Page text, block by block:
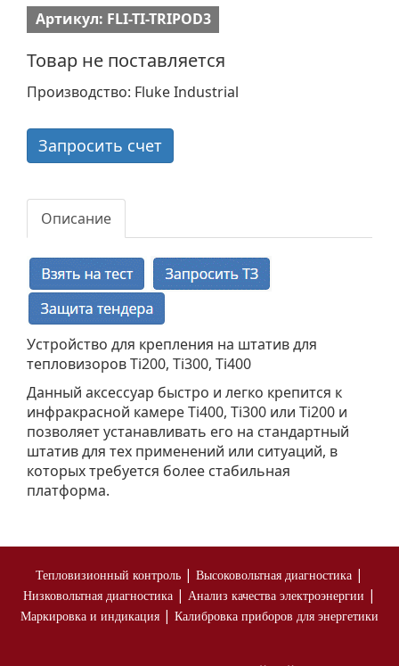
Артикул: FLI-TI-TRIPOD3
Товар не поставляется
Производство: Fluke Industrial
Запросить счет
Описание
Устройство для крепления на штатив для
тепловизоров Ti200, Ti300, Ti400
Данный аксессуар быстро и легко крепится к
инфракрасной камере Ti400, Ti300 или Ti200 и
позволяет устанавливать его на стандартный
штатив для тех применений или ситуаций, в
которых требуется более стабильная
платформа.
Тепловизионный контроль | Высоковольтная диагностика |
Низковольтная диагностика | Анализ качества электроэнергии |
Маркировка и индикация | Калибровка приборов для энергетики